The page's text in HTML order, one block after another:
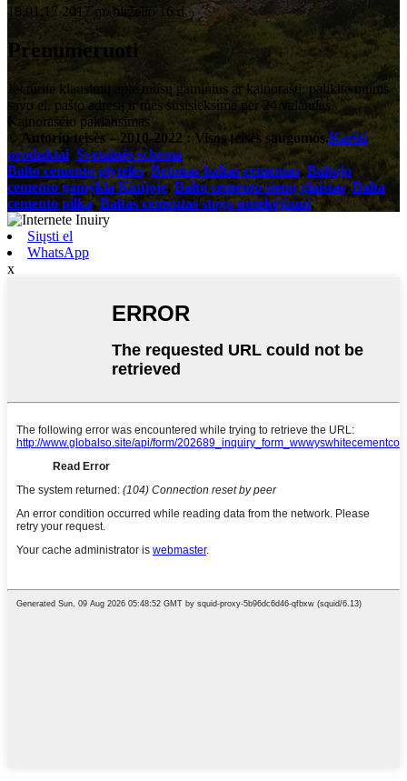
18,01,17 2017 m. birželio 16 d
Prenumeruoti
Jei turite klausimų apie mūsų gaminius ar kainoraštį, palikite mums
savo el. pašto adresą ir mes susisieksime per 24 valandas.
Kainoraščio paklausimas
© Autorių teisės – 2010-2022 : Visos teisės saugomos.Karšti
produktai Svetainės schema
Balto cemento plytelės,Betonas baltas cementas,Baltojo
cemento gamykla Kinijoje,Balto cemento sienų glaistas,Balta
cemento pilka, Baltas cementas stogo nutekėjimui,
Siųsti el
WhatsApp
x